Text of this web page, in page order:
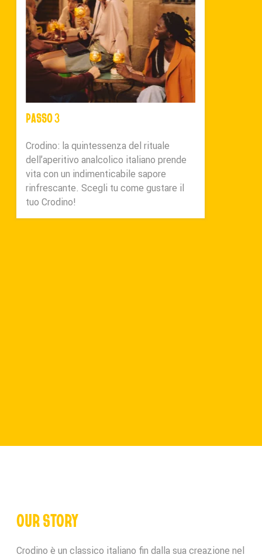
PASSO 3
Crodino: la quintessenza del rituale
dell’aperitivo analcolico italiano prende
vita con un indimenticabile sapore
rinfrescante. Scegli tu come gustare il
tuo Crodino!
OUR STORY
Crodino è un classico italiano fin dalla sua creazione nel